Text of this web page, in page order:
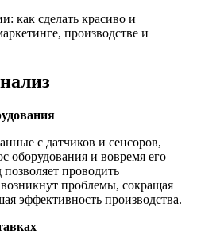
с датчиков и сенсоров,
оборудования и вовремя его
проводить
проблемы, сокращая
эффективность производства.